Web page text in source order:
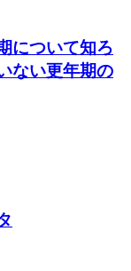
について知ろ
ない更年期の